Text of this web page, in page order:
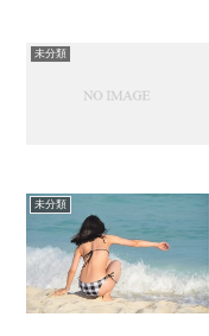
未分類
未分類